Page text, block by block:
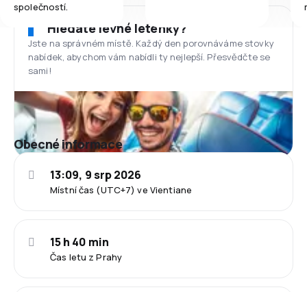
společností.
Hledáte levné letenky?
Jste na správném místě. Každý den porovnáváme stovky
nabídek, abychom vám nabídli ty nejlepší. Přesvědčte se
sami!
Obecné informace
Místní čas (UTC+7) ve Vientiane
13:09, 9 srp 2026
Čas letu z Prahy
15 h 40 min